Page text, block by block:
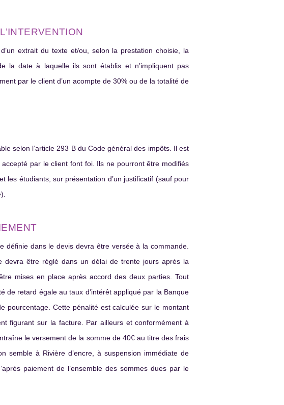
extrait du texte et/ou, selon la prestation choisie, la
la date à laquelle ils sont établis et n’impliquent pas
par le client d’un acompte de 30% ou de la totalité de
selon l’article 293 B du Code général des impôts. Il est
par le client font foi. Ils ne pourront être modifiés
les étudiants, sur présentation d’un justificatif (sauf pour
définie dans le devis devra être versée à la commande.
devra être réglé dans un délai de trente jours après la
mises en place après accord des deux parties. Tout
de retard égale au taux d'intérêt appliqué par la Banque
pourcentage. Cette pénalité est calculée sur le montant
figurant sur la facture. Par ailleurs et conformément à
le versement de la somme de 40€ au titre des frais
semble à Rivière d’encre, à suspension immédiate de
paiement de l’ensemble des sommes dues par le